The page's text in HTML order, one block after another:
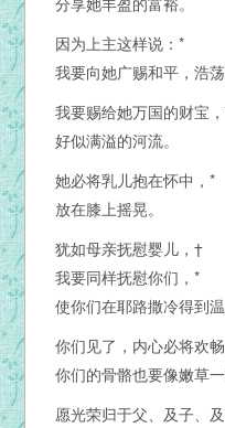
因为上主这样说：*
我要向她广赐和平，浩荡
我要赐给她万国的财宝
好似满溢的河流。
她必将乳儿抱在怀中，*
放在膝上摇晃。
犹如母亲抚慰婴儿，†
我要同样抚慰你们，*
使你们在耶路撒冷得到温
你们见了，内心必将欢
你们的骨骼也要像嫩草一
愿光荣归于父、及子、